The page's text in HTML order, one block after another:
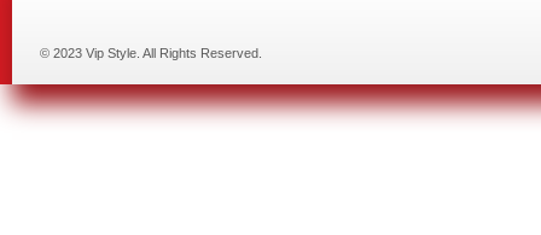
© 2023 Vip Style. All Rights Reserved.